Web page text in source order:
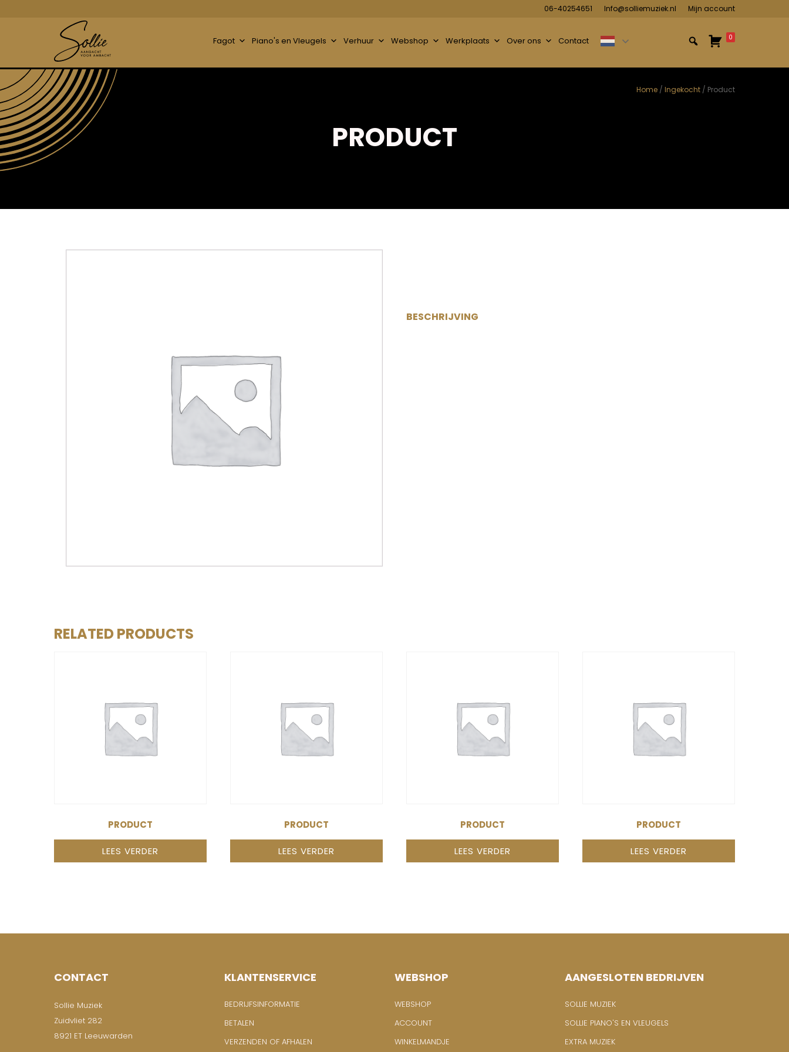
06-40254651 Info@solliemuziek.nl Mijn account
Fagot Piano's en Vleugels Verhuur Webshop Werkplaats Over ons Contact 0
Home / Ingekocht / Product
PRODUCT
BESCHRIJVING
RELATED PRODUCTS
PRODUCT
LEES VERDER
PRODUCT
LEES VERDER
PRODUCT
LEES VERDER
PRODUCT
LEES VERDER
CONTACT
Sollie Muziek
Zuidvliet 282
8921 ET Leeuwarden
KLANTENSERVICE
BEDRIJFSINFORMATIE
BETALEN
VERZENDEN OF AFHALEN
WEBSHOP
WEBSHOP
ACCOUNT
WINKELMANDJE
AANGESLOTEN BEDRIJVEN
SOLLIE MUZIEK
SOLLIE PIANO'S EN VLEUGELS
EXTRA MUZIEK